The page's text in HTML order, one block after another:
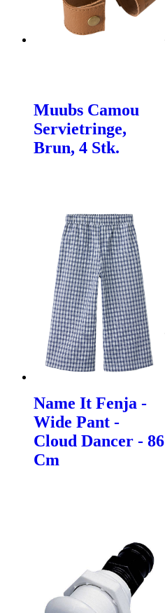
Muubs Camou
Servietringe,
Brun, 4 Stk.
Name It Fenja -
Wide Pant -
Cloud Dancer - 86
Cm